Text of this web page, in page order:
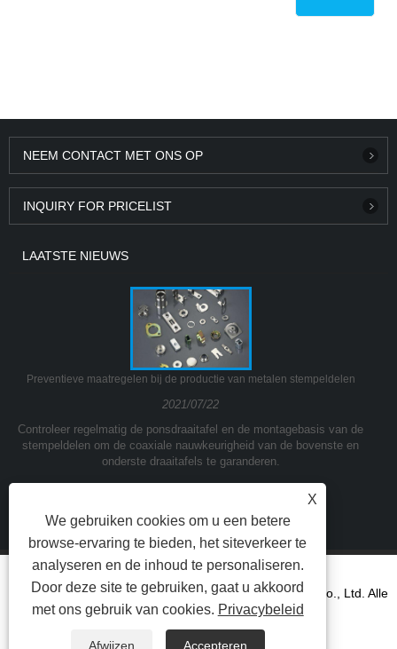
NEEM CONTACT MET ONS OP
INQUIRY FOR PRICELIST
LAATSTE NIEUWS
Preventieve maatregelen bij de productie van metalen stempeldelen
2021/07/22
Controleer regelmatig de ponsdraaitafel en de montagebasis van de
stempeldelen om de coaxiale nauwkeurigheid van de bovenste en
onderste draaitafels te garanderen.
Copyright © 2021Ningbo Yinzhou Kuangda Trading Co., Ltd. Alle
X
We gebruiken cookies om u een betere
browse-ervaring te bieden, het siteverkeer te
analyseren en de inhoud te personaliseren.
Door deze site te gebruiken, gaat u akkoord
met ons gebruik van cookies. Privacybeleid
Afwijzen Accepteren